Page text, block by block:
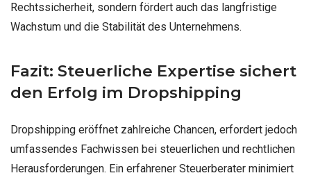
Rechtssicherheit, sondern fördert auch das langfristige
Wachstum und die Stabilität des Unternehmens.
Fazit: Steuerliche Expertise sichert
den Erfolg im Dropshipping
Dropshipping eröffnet zahlreiche Chancen, erfordert jedoch
umfassendes Fachwissen bei steuerlichen und rechtlichen
Herausforderungen. Ein erfahrener Steuerberater minimiert